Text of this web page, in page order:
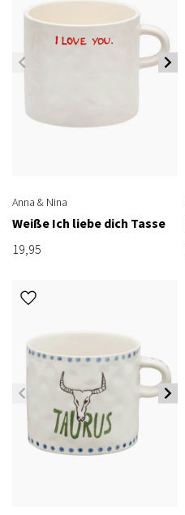
Anna & Nina
Weiße Ich liebe dich Tasse
19,95